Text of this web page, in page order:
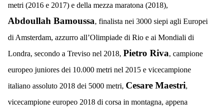
metri (2016 e 2017) e della mezza maratona (2018),
Abdoullah Bamoussa, finalista nei 3000 siepi agli Europei
di Amsterdam, azzurro all’Olimpiade di Rio e ai Mondiali di
Londra, secondo a Treviso nel 2018, Pietro Riva, campione
europeo juniores dei 10.000 metri nel 2015 e vicecampione
italiano assoluto 2018 dei 5000 metri, Cesare Maestri,
vicecampione europeo 2018 di corsa in montagna, appena